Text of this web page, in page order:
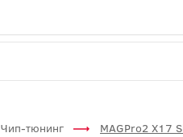
Чип-тюнинг MAGPro2 X17